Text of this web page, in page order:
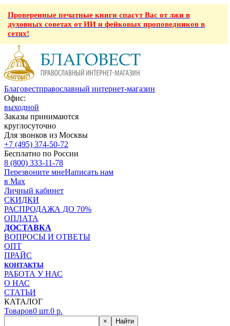
Проверенные печатные книги спасут Вас от лжи в
духовных советах от ИИ и фейковых проповедников в
сетях!
Благовестправославный интернет-магазин
Офис:
выходной
Заказы принимаются
круглосуточно
Для звонков из Москвы
+7 (495) 374-50-72
Бесплатно по России
8 (800) 333-11-78
Перезвоните мнеНаписать нам
в Max
Личный кабинет
СКИДКИ
РАСПРОДАЖА ДО 70%
ОПЛАТА
ДОСТАВКА
ВОПРОСЫ И ОТВЕТЫ
ОПТ
ПРАЙС
КОНТАКТЫ
РАБОТА У НАС
О НАС
СТАТЬИ
КАТАЛОГ
Товаров0 шт.0 р.
× Найти